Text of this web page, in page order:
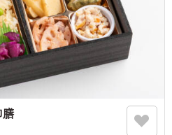
膳